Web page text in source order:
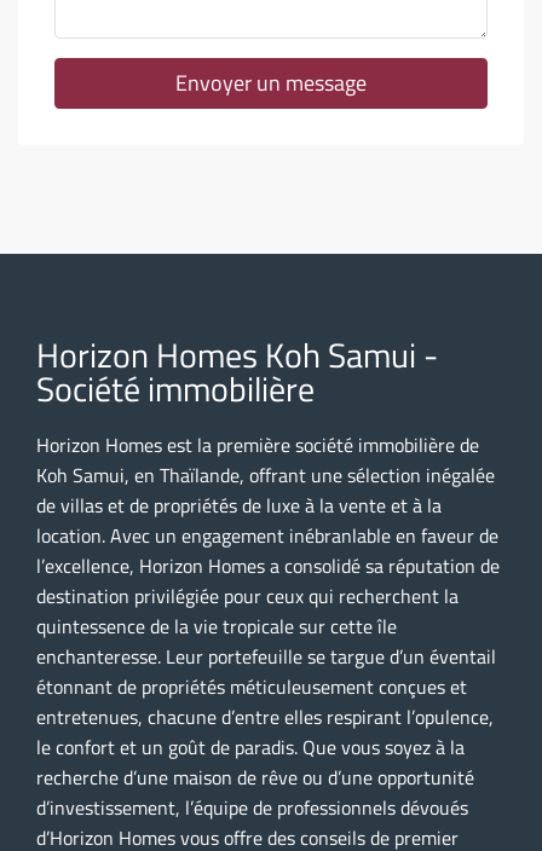
Envoyer un message
Horizon Homes Koh Samui -
Société immobilière
Horizon Homes est la première société immobilière de
Koh Samui, en Thaïlande, offrant une sélection inégalée
de villas et de propriétés de luxe à la vente et à la
location. Avec un engagement inébranlable en faveur de
l’excellence, Horizon Homes a consolidé sa réputation de
destination privilégiée pour ceux qui recherchent la
quintessence de la vie tropicale sur cette île
enchanteresse. Leur portefeuille se targue d’un éventail
étonnant de propriétés méticuleusement conçues et
entretenues, chacune d’entre elles respirant l’opulence,
le confort et un goût de paradis. Que vous soyez à la
recherche d’une maison de rêve ou d’une opportunité
d’investissement, l’équipe de professionnels dévoués
d’Horizon Homes vous offre des conseils de premier